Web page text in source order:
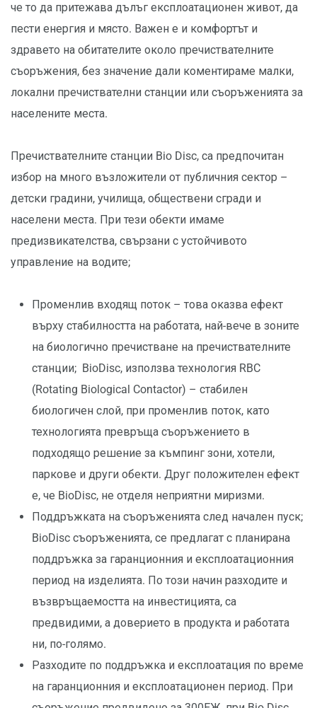
че то да притежава дълъг експлоатационен живот, да
пести енергия и място. Важен е и комфортът и
здравето на обитателите около пречиствателните
съоръжения, без значение дали коментираме малки,
локални пречиствателни станции или съоръженията за
населените места.
Пречиствателните станции Bio Disc, са предпочитан
избор на много възложители от публичния сектор –
детски градини, училища, обществени сгради и
населени места. При тези обекти имаме
предизвикателства, свързани с устойчивото
управление на водите;
Променлив входящ поток – това оказва ефект
върху стабилността на работата, най-вече в зоните
на биологично пречистване на пречиствателните
станции; BioDisc, използва технология RBC
(Rotating Biological Contactor) – стабилен
биологичен слой, при променлив поток, като
технологията превръща съоръжението в
подходящо решение за къмпинг зони, хотели,
паркове и други обекти. Друг положителен ефект
е, че BioDisc, не отделя неприятни миризми.
Поддръжката на съоръженията след начален пуск;
BioDisc съоръженията, се предлагат с планирана
поддръжка за гаранционния и експлоатационния
период на изделията. По този начин разходите и
възвръщаемостта на инвестицията, са
предвидими, а доверието в продукта и работата
ни, по-голямо.
Разходите по поддръжка и експлоатация по време
на гаранционния и експлоатационен период. При